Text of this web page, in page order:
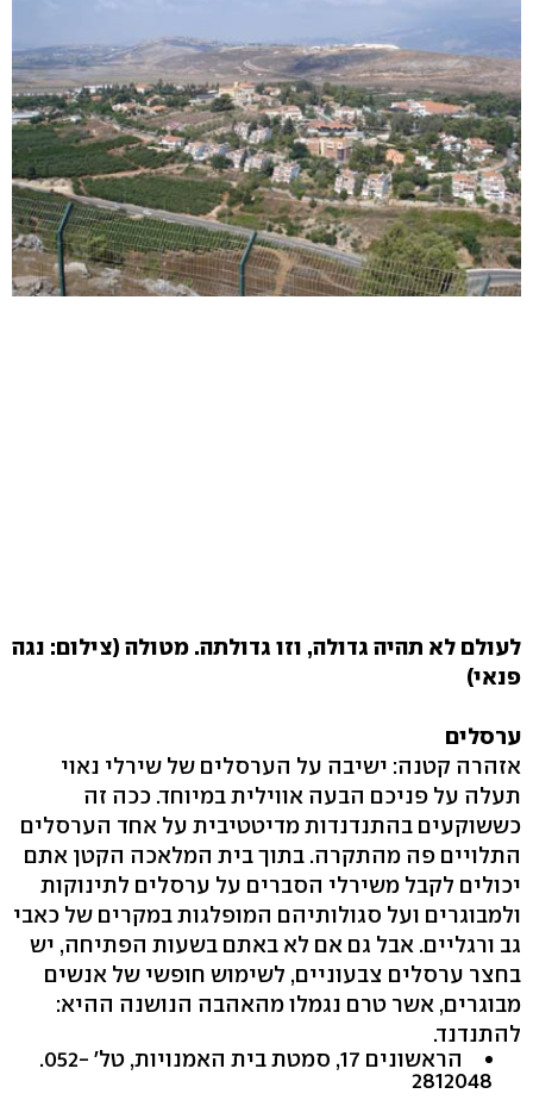
לעולם לא תהיה גדולה, וזו גדולתה. מטולה (צילום: נגה
פנאי)
ערסלים
אזהרה קטנה: ישיבה על הערסלים של שירלי נאוי
תעלה על פניכם הבעה אווילית במיוחד. ככה זה
כששוקעים בהתנדנדות מדיטטיבית על אחד הערסלים
התלויים פה מהתקרה. בתוך בית המלאכה הקטן אתם
יכולים לקבל משירלי הסברים על ערסלים לתינוקות
ולמבוגרים ועל סגולותיהם המופלגות במקרים של כאבי
גב ורגליים. אבל גם אם לא באתם בשעות הפתיחה, יש
בחצר ערסלים צבעוניים, לשימוש חופשי של אנשים
מבוגרים, אשר טרם נגמלו מהאהבה הנושנה ההיא:
להתנדנד.
הראשונים ‭,17‬ סמטת בית האמנויות, טל' ‭.052-
2812048‬